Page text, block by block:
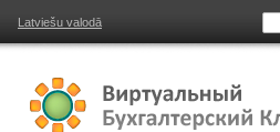
Latviešu valodā